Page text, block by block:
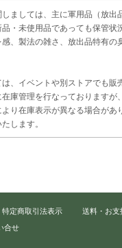
ましては、主に軍用品（放出
・未使用品であっても保管状
、製法の雑さ、放出品特有の
、イベントや別ストアでも販
庫管理を行なっておりますが
り在庫表示が異なる場合があ
します。
特定商取引法表示
送料・お支
合せ